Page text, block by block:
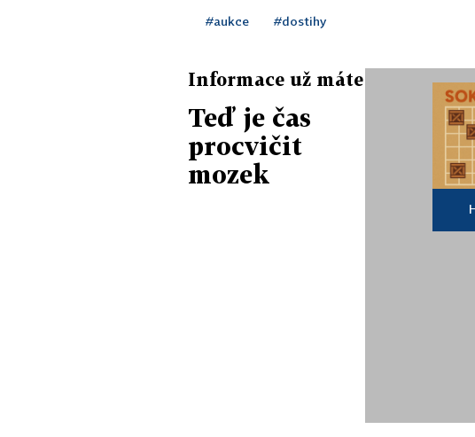
#aukce #dostihy
Informace už máte
Teď je čas
procvičit
mozek